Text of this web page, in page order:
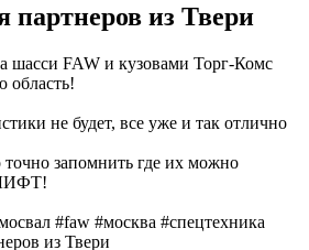
партнеров из Твери
шасси FAW и кузовами Торг-Комс
область!
не будет, все уже и так отлично
запомнить где их можно
#faw #москва #спецтехника